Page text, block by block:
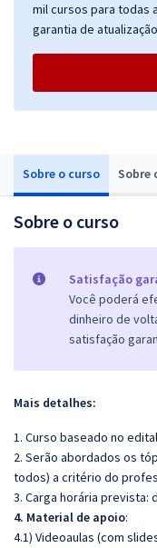
Sobre o curso Sobre
Sobre o curso
Satisfação
Você poderá
dinheiro de
satisfação
Mais detalhes:
1. Curso baseado no
2. Serão abordados os
todos) a critério do
3. Carga horária prevista:
4. Material de apoio:
4.1) Videoaulas (com
mil cursos para todas
garantia de